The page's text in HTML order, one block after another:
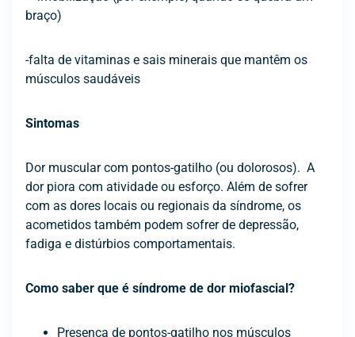
braço)
-falta de vitaminas e sais minerais que mantêm os
músculos saudáveis
Sintomas
Dor muscular com pontos-gatilho (ou dolorosos). A
dor piora com atividade ou esforço. Além de sofrer
com as dores locais ou regionais da síndrome, os
acometidos também podem sofrer de depressão,
fadiga e distúrbios comportamentais.
Como saber que é síndrome de dor miofascial?
Presença de pontos-gatilho nos músculos